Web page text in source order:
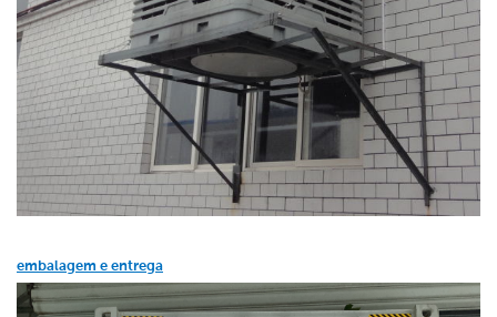
embalagem e entrega